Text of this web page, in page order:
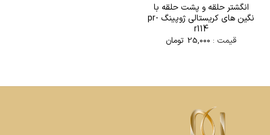
انگشتر حلقه و پشت حلقه با
نگین های کریستالی ژوپینگ pr-
r114
قیمت : 25,000 تومان